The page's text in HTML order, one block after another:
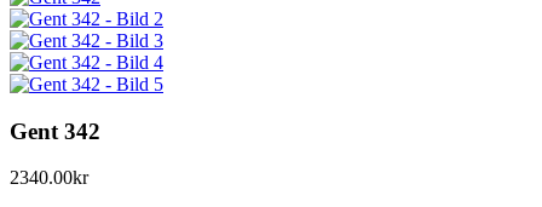
Gent 342
2340.00kr